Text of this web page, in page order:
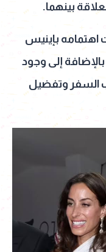
بينهما.
اهتمامه بإينيس
إلى وجود
السفر وتفضيل